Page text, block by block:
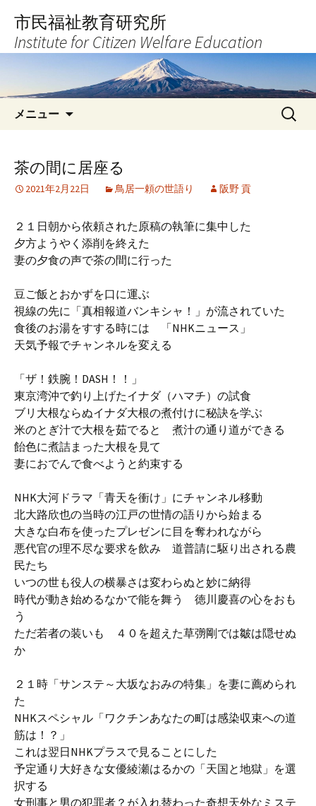
へ
キ
市民福祉教育研究所
Institute for Citizen Welfare Education
メニュー
検
索:
茶の間に居座る
2021年2月22日 鳥居一頼の世語り 阪野 貢
２１日朝から依頼された原稿の執筆に集中した
夕方ようやく添削を終えた
妻の夕食の声で茶の間に行った
豆ご飯とおかずを口に運ぶ
視線の先に「真相報道バンキシャ！」が流されていた
食後のお湯をすする時には 「NHKニュース」
天気予報でチャンネルを変える
「ザ！鉄腕！DASH！！」
東京湾沖で釣り上げたイナダ（ハマチ）の試食
ブリ大根ならぬイナダ大根の煮付けに秘訣を学ぶ
米のとぎ汁で大根を茹でると 煮汁の通り道ができる
飴色に煮詰まった大根を見て
妻におでんで食べようと約束する
NHK大河ドラマ「青天を衝け」にチャンネル移動
北大路欣也の当時の江戸の世情の語りから始まる
大きな白布を使ったプレゼンに目を奪われながら
悪代官の理不尽な要求を飲み 道普請に駆り出される農
民たち
いつの世も役人の横暴さは変わらぬと妙に納得
時代が動き始めるなかで能を舞う 徳川慶喜の心をおも
う
ただ若者の装いも ４０を超えた草彅剛では皺は隠せぬ
か
２１時「サンステ～大坂なおみの特集」を妻に薦められ
た
NHKスペシャル「ワクチンあなたの町は感染収束への道
筋は！？」
これは翌日NHKプラスで見ることにした
予定通り大好きな女優綾瀬はるかの「天国と地獄」を選
択する
女刑事と男の犯罪者？が入れ替わった奇想天外なミステ